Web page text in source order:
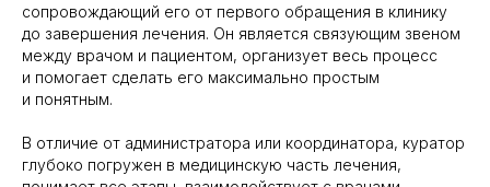
сопровождающий его от первого обращения в клинику
до завершения лечения. Он является связующим звеном
между врачом и пациентом, организует весь процесс
и помогает сделать его максимально простым
и понятным.
В отличие от администратора или координатора, куратор
глубоко погружен в медицинскую часть лечения,